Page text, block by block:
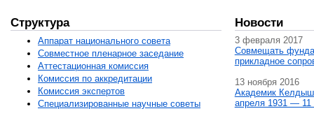
Структура
Аппарат национального совета
Совместное пленарное заседание
Аттестационная комисcия
Комиссия по аккредитации
Комиссия экспертов
Специализированные научные советы
Новости
3 февраля 2017
Совмещать
прикладное
13 ноября 2016
Академик
апреля 1931 — 11